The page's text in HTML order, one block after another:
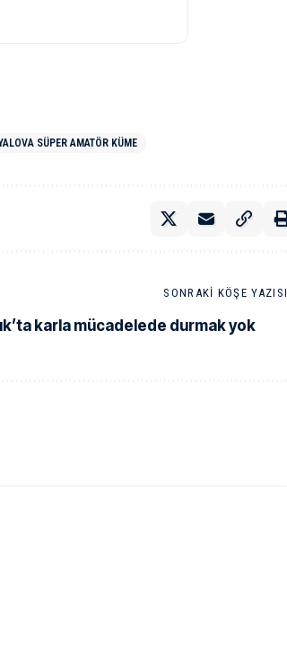
SÜPER AMATÖR KÜME
SONRAKI KÖŞE YAZISI
karla mücadelede durmak yok